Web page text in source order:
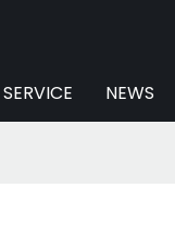
SERVICE NEWS